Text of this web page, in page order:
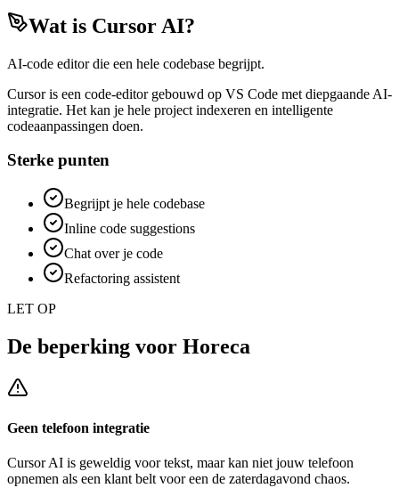
Wat is Cursor AI?
AI-code editor die een hele codebase begrijpt.
Cursor is een code-editor gebouwd op VS Code met diepgaande AI-
integratie. Het kan je hele project indexeren en intelligente
codeaanpassingen doen.
Sterke punten
Begrijpt je hele codebase
Inline code suggestions
Chat over je code
Refactoring assistent
LET OP
De beperking voor Horeca
Geen telefoon integratie
Cursor AI is geweldig voor tekst, maar kan niet jouw telefoon
opnemen als een klant belt voor een de zaterdagavond chaos.